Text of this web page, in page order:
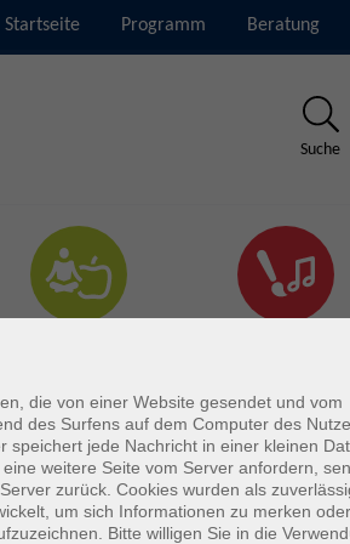
Startseite Programm Beratung
Suche
die von einer Website gesendet und vom
des Surfens auf dem Computer des
speichert jede Nachricht in einer kleinen
weitere Seite vom Server anfordern,
zurück. Cookies wurden als
um sich Informationen zu merken
Bitte willigen Sie in die